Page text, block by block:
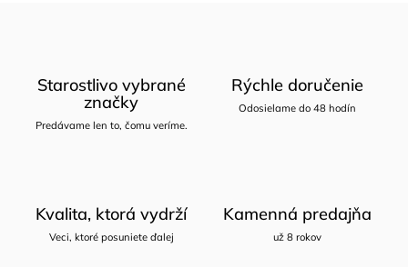
Starostlivo vybrané
značky
Predávame len to, čomu veríme.
Rýchle doručenie
Odosielame do 48 hodín
Kvalita, ktorá vydrží
Veci, ktoré posuniete ďalej
Kamenná predajňa
už 8 rokov